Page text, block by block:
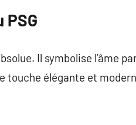
Il symbolise l’âme
touche élégante et